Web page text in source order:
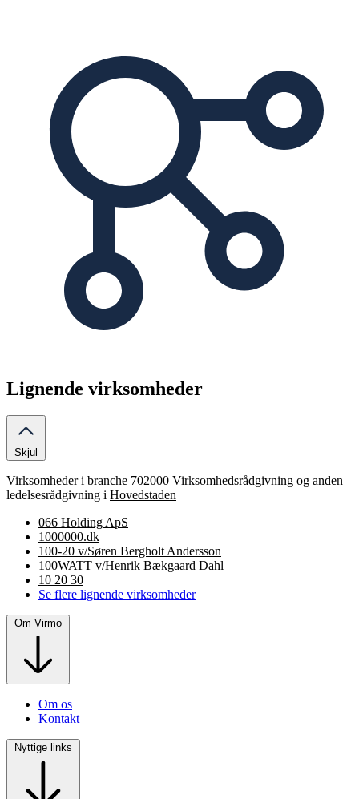
Lignende virksomheder
Skjul
Virksomheder i branche 702000 Virksomhedsrådgivning og anden
ledelsesrådgivning i Hovedstaden
066 Holding ApS
1000000.dk
100-20 v/Søren Bergholt Andersson
100WATT v/Henrik Bækgaard Dahl
10 20 30
Se flere lignende virksomheder
Om Virmo
Om os
Kontakt
Nyttige links